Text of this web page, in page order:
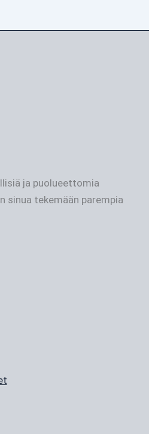
ja puolueettomia
sinua tekemään parempia